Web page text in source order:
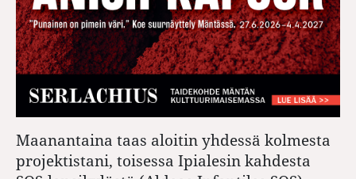
Maanantaina taas aloitin yhdessä kolmesta
projektistani, toisessa Ipialesin kahdesta